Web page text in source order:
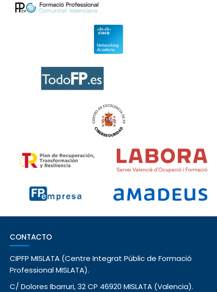
CONTACTO
CIPFP MISLATA (Centre Integrat Públic de Formació
Professional MISLATA).
C/ Dolores Ibarruri, 32 CP 46920 MISLATA (Valencia).